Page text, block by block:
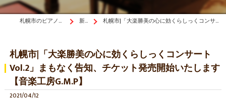
札幌市のピアノ教室は音楽工房G.M.P the 大楽 新着情報 札幌市|「大楽勝美の心に効くらしっくコンサートVol.2」まもなく告知、チケット発売開始いたします【音楽工房G.M.P】
札幌市|「大楽勝美の心に効くらしっくコンサート
Vol.2」まもなく告知、チケット発売開始いたします
【音楽工房G.M.P】
2021/04/12